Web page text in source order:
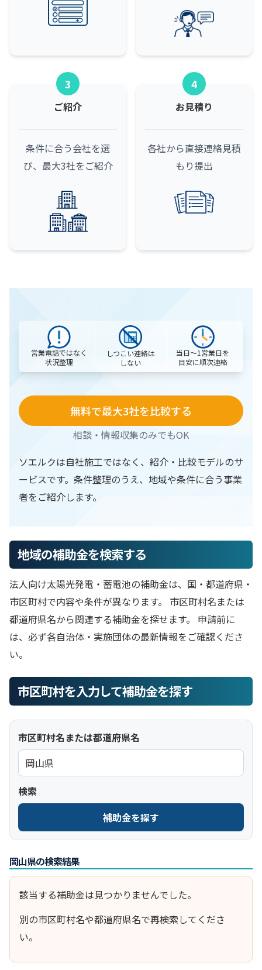
3
ご紹介
条件に合う会社を選
び、最大3社をご紹介
4
お見積り
各社から直接連絡見積
もり提出
営業電話ではなく
状況整理
しつこい連絡は
しない
当日〜1営業日を
目安に順次連絡
無料で最大3社を比較する
相談・情報収集のみでもOK
ソエルクは自社施工ではなく、紹介・比較モデルのサ
ービスです。条件整理のうえ、地域や条件に合う事業
者をご紹介します。
地域の補助金を検索する
法人向け太陽光発電・蓄電池の補助金は、国・都道府県・
市区町村で内容や条件が異なります。 市区町村名または
都道府県名から関連する補助金を探せます。 申請前に
は、必ず各自治体・実施団体の最新情報をご確認くださ
い。
市区町村を入力して補助金を探す
市区町村名または都道府県名
検索
補助金を探す
岡山県の検索結果
該当する補助金は見つかりませんでした。
別の市区町村名や都道府県名で再検索してくださ
い。